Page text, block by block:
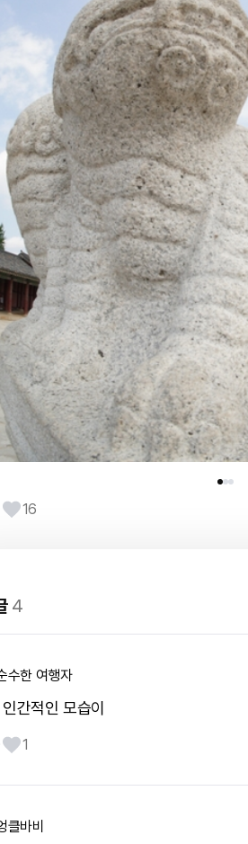
16
4
수한 여행자
간적인 모습이
1
클바비